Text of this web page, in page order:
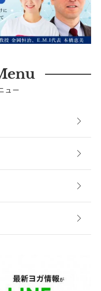
ュー